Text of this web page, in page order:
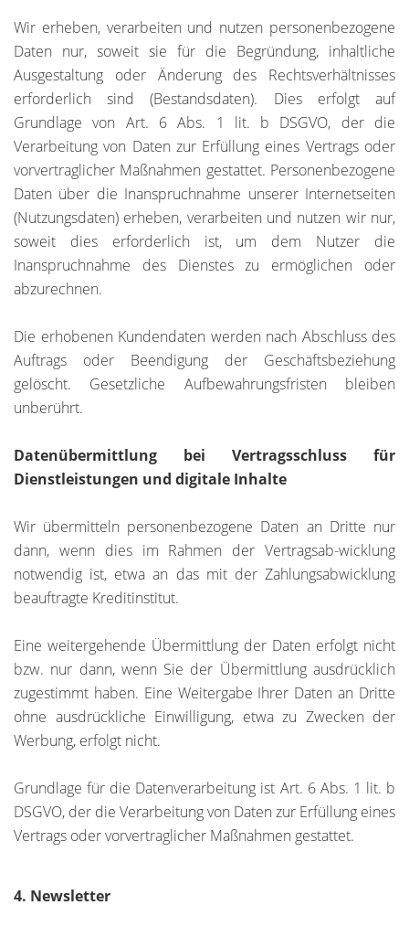
Wir erheben, verarbeiten und nutzen personenbezogene
Daten nur, soweit sie für die Begründung, inhaltliche
Ausgestaltung oder Änderung des Rechtsverhältnisses
erforderlich sind (Bestandsdaten). Dies erfolgt auf
Grundlage von Art. 6 Abs. 1 lit. b DSGVO, der die
Verarbeitung von Daten zur Erfüllung eines Vertrags oder
vorvertraglicher Maßnahmen gestattet. Personenbezogene
Daten über die Inanspruchnahme unserer Internetseiten
(Nutzungsdaten) erheben, verarbeiten und nutzen wir nur,
soweit dies erforderlich ist, um dem Nutzer die
Inanspruchnahme des Dienstes zu ermöglichen oder
abzurechnen.
Die erhobenen Kundendaten werden nach Abschluss des
Auftrags oder Beendigung der Geschäftsbeziehung
gelöscht. Gesetzliche Aufbewahrungsfristen bleiben
unberührt.
Datenübermittlung bei Vertragsschluss für
Dienstleistungen und digitale Inhalte
Wir übermitteln personenbezogene Daten an Dritte nur
dann, wenn dies im Rahmen der Vertragsab-wicklung
notwendig ist, etwa an das mit der Zahlungsabwicklung
beauftragte Kreditinstitut.
Eine weitergehende Übermittlung der Daten erfolgt nicht
bzw. nur dann, wenn Sie der Übermittlung ausdrücklich
zugestimmt haben. Eine Weitergabe Ihrer Daten an Dritte
ohne ausdrückliche Einwilligung, etwa zu Zwecken der
Werbung, erfolgt nicht.
Grundlage für die Datenverarbeitung ist Art. 6 Abs. 1 lit. b
DSGVO, der die Verarbeitung von Daten zur Erfüllung eines
Vertrags oder vorvertraglicher Maßnahmen gestattet.
4. Newsletter